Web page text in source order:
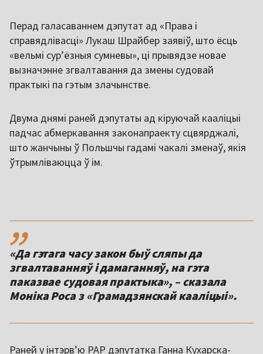
Перад галасаваннем дэпутат ад «Права і
справядлівасці» Лукаш Шрайбер заявіў, што ёсць
«вельмі сур’ёзныя сумневы», ці прывядзе новае
вызначэнне згвалтавання да змены судовай
практыкі па гэтым злачынстве.
Двума днямі раней дэпутаты ад кіруючай кааліцыі
падчас абмеркавання законапраекту сцвярджалі,
што жанчыны ў Польшчы гадамі чакалі зменаў, якія
ўтрымліваюцца ў ім.
,,
«Да гэтага часу закон быў сляпы да
згвалтаванняў і дамаганняў, на гэта
паказвае судовая практыка», – сказала
Моніка Роса з «Грамадзянскай кааліцыі».
Раней у інтэрвʼю PAP дэпутатка Ганна Кухарска-